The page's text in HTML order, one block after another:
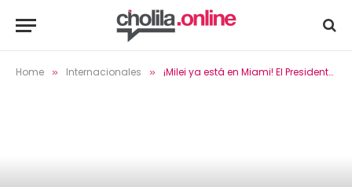
Home » Internacionales » ¡Milei ya está en Miami! El Presidente se suma al «Escudo de las Américas» de Trump para combatir el narcoterrorismo y el avance de Irán